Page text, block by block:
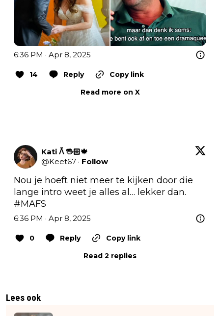
6:36 PM · Apr 8, 2025
14 Reply
Copy link
Read more on X
Kati ᐰ 🖖🏻🍁
@Keet67 · Follow
Nou je hoeft niet meer te kijken door die
#MAFS
6:36 PM · Apr 8, 2025
0 Reply
Copy link
Read 2 replies
Lees ook